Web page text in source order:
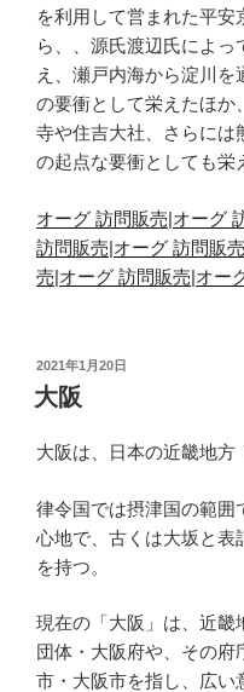
を利用して営まれた平
ら、、源氏渡辺氏によ
え、瀬戸内海から淀川
の要衝として栄えたほか
寺や住吉大社、さらには
の起点な要衝としても栄
オーグ 訪問販売|オーグ
訪問販売|オーグ 訪問販売
売|オーグ 訪問販売|オー
投
稿
日:
2021年1月20日
大阪
大阪は、日本の近畿地方
律令国では摂津国の範囲
心地で、古くは大坂と表
を持つ。
現在の「大阪」は、近畿
団体・大阪府や、その
市・大阪市を指し、広い